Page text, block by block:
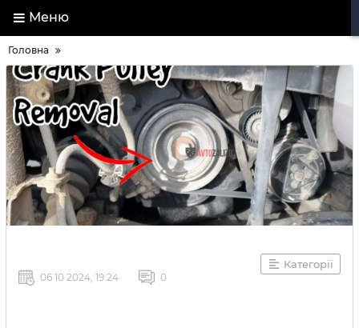
Меню
Головна
Категорії
06 10 2024, 19:24 0